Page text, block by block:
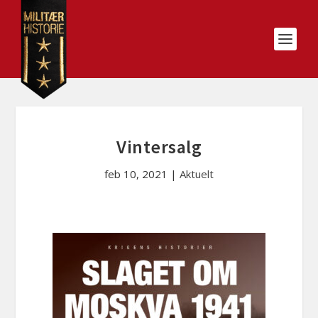
Vintersalg
feb 10, 2021 | Aktuelt